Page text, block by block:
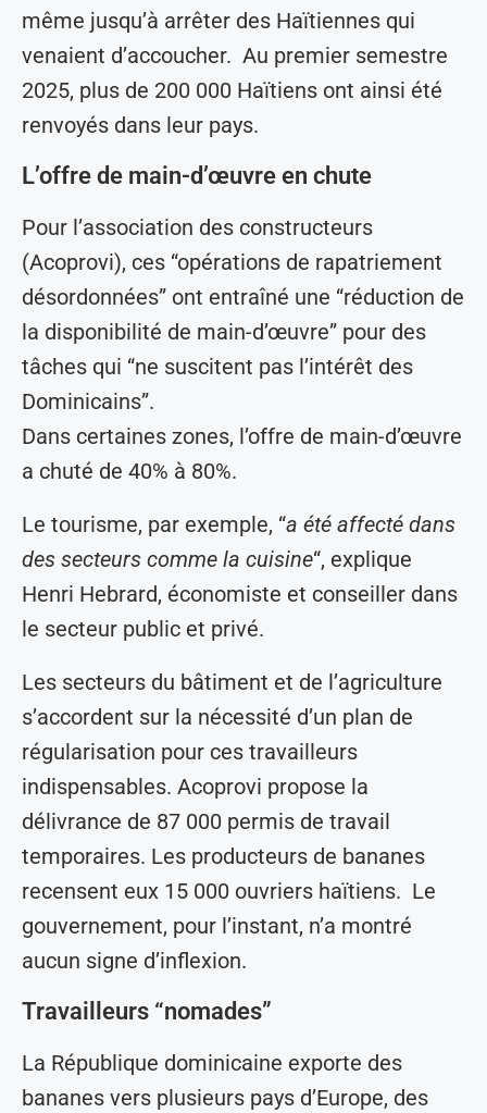
même jusqu’à arrêter des Haïtiennes qui
venaient d’accoucher. Au premier semestre
2025, plus de 200 000 Haïtiens ont ainsi été
renvoyés dans leur pays.
L’offre de main-d’œuvre en chute
Pour l’association des constructeurs
(Acoprovi), ces “opérations de rapatriement
désordonnées” ont entraîné une “réduction de
la disponibilité de main-d’œuvre” pour des
tâches qui “ne suscitent pas l’intérêt des
Dominicains”.
Dans certaines zones, l’offre de main-d’œuvre
a chuté de 40% à 80%.
Le tourisme, par exemple, “a été affecté dans
des secteurs comme la cuisine“, explique
Henri Hebrard, économiste et conseiller dans
le secteur public et privé.
Les secteurs du bâtiment et de l’agriculture
s’accordent sur la nécessité d’un plan de
régularisation pour ces travailleurs
indispensables. Acoprovi propose la
délivrance de 87 000 permis de travail
temporaires. Les producteurs de bananes
recensent eux 15 000 ouvriers haïtiens. Le
gouvernement, pour l’instant, n’a montré
aucun signe d’inflexion.
Travailleurs “nomades”
La République dominicaine exporte des
bananes vers plusieurs pays d’Europe, des